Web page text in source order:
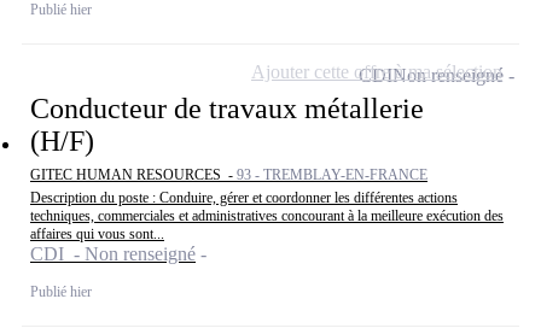
Publié hier
Conducteur de travaux métallerie
(H/F)
GITEC HUMAN RESOURCES - 93 - TREMBLAY-EN-FRANCE
Description du poste : Conduire, gérer et coordonner les différentes actions
techniques, commerciales et administratives concourant à la meilleure exécution des
affaires qui vous sont...
CDI - Non renseigné
Publié hier
CDINon renseigné
Ajouter cette offre à ma sélection